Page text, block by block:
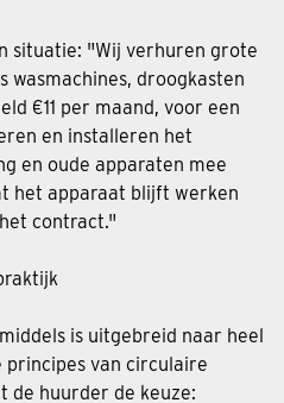
situatie: "Wij verhuren grote
wasmachines, droogkasten
€11 per maand, voor een
en installeren het
en oude apparaten mee
het apparaat blijft werken
contract."
is uitgebreid naar heel
van circulaire
de huurder de keuze: